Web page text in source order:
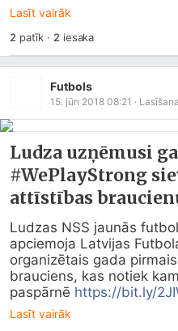
Lasīt vairāk
2 patīk · 2 iesaka
Futbols
15. jūn 2018 08:21 ·
Ludza uzņēmusi
#WePlayStrong
attīstības
Ludzas NSS jaunās
apciemoja Latvijas
organizētais gada
brauciens, kas notiek
paspārnē https://bit.ly/
Lasīt vairāk